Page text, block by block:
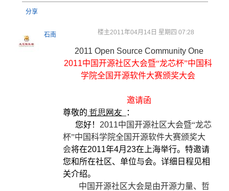
分享
石南 楼主2011年04月14日 星期四 07:28
2011 Open Source Community One
2011中国开源社区大会暨“龙芯杯”中国科
学院全国开源软件大赛颁奖大会
邀请函
尊敬的 哲思网友
：
您好！ 2011中国开源社区大会暨“龙芯
杯”中国科学院全国开源软件大赛颁奖大
会将在2011年4月 23在上海举行。特邀请
您和所在社区、单位与会。详细日程见相
关介绍。
中国开源社区大会是由开源力量、哲